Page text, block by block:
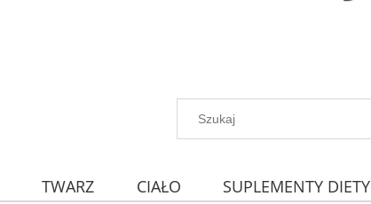
TWARZ CIAŁO SUPLEMENTY DIETY